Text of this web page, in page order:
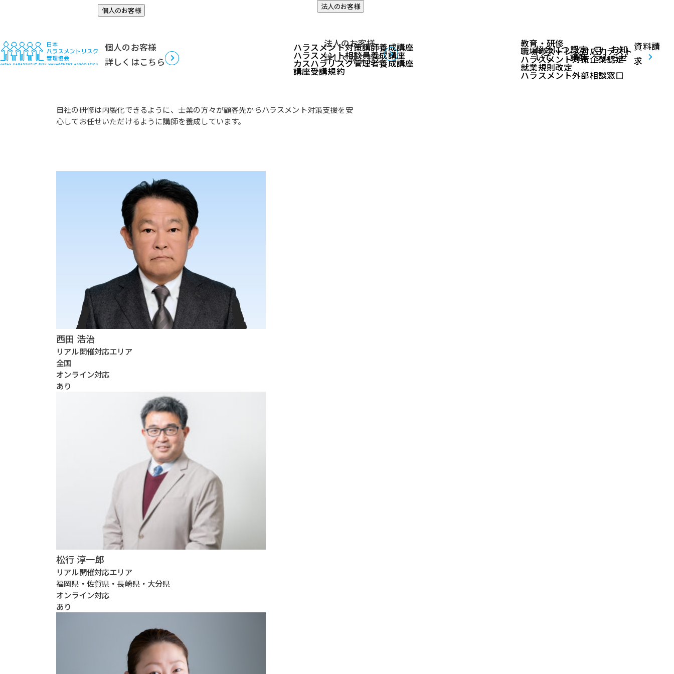
個人のお客様
個人のお客様
詳しくはこちら
ハラスメント対策講師養成講座
ハラスメント相談員養成講座
カスハラリスク管理者養成講座
講座受講規約
法人のお客様
法人のお客様
詳しくはこちら
教育・研修
職場のストレス対応力テスト
ハラスメント対策企業認定
就業規則改定
ハラスメント外部相談窓口
協会につ
いて
認定
講師
コ
ラム
お知
らせ
資料請
求
自社の研修は内製化できるように、士業の方々が顧客先からハラスメント対策支援を安
心してお任せいただけるように講師を養成しています。
西田 浩治
リアル開催対応エリア
全国
オンライン対応
あり
松行 淳一郎
リアル開催対応エリア
福岡県・佐賀県・長崎県・大分県
オンライン対応
あり